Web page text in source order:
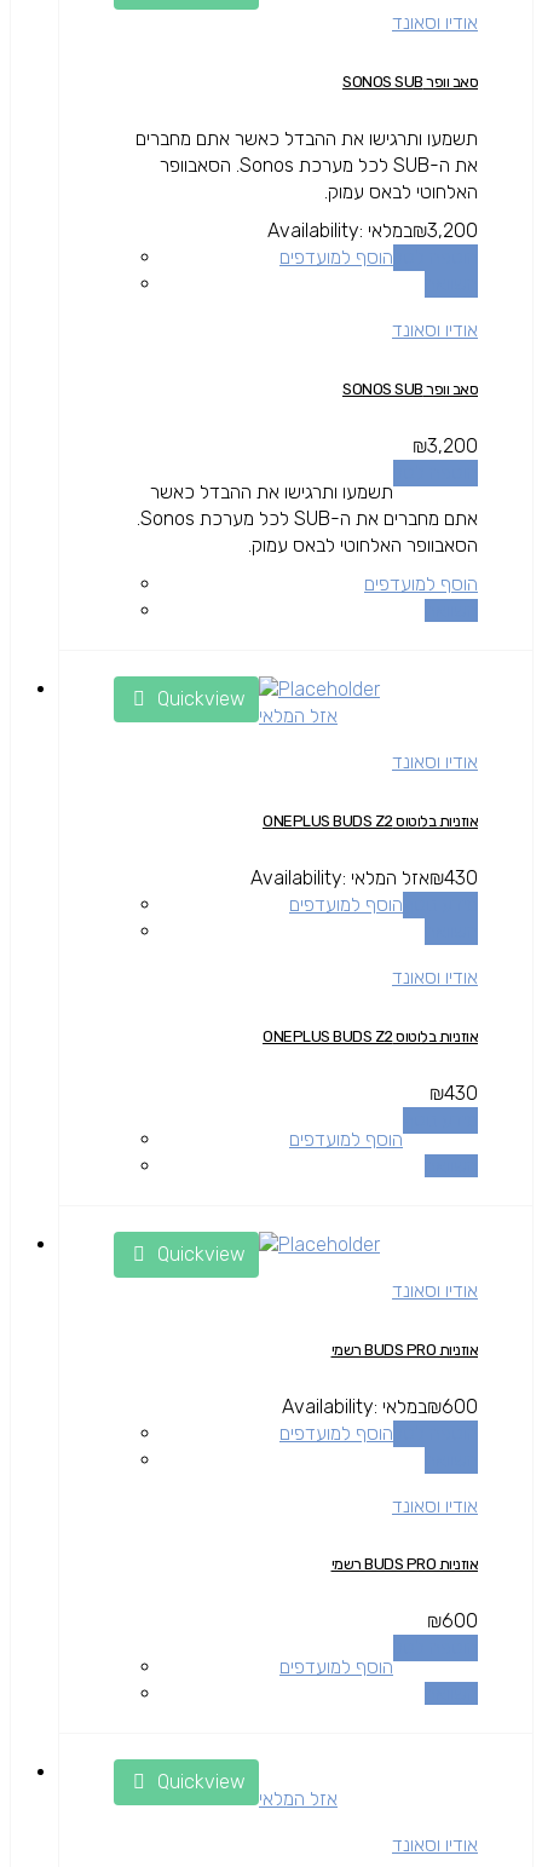
אודיו וסאונד
סאב וופר SONOS SUB
תשמעו ותרגישו את ההבדל כאשר אתם מחברים
את ה-SUB לכל מערכת Sonos. הסאבוופר
האלחוטי לבאס עמוק.
₪3,200
Availability: במלאי
הוסף למועדפים
אודיו וסאונד
סאב וופר SONOS SUB
₪3,200
תשמעו ותרגישו את ההבדל כאשר
אתם מחברים את ה-SUB לכל מערכת Sonos.
הסאבוופר האלחוטי לבאס עמוק.
הוסף למועדפים
Quickview
אזל המלאי
אודיו וסאונד
אוזניות בלוטוס ONEPLUS BUDS Z2
₪430
Availability: אזל המלאי
הוסף למועדפים
אודיו וסאונד
אוזניות בלוטוס ONEPLUS BUDS Z2
₪430
הוסף למועדפים
Quickview
אודיו וסאונד
אוזניות BUDS PRO רשמי
₪600
Availability: במלאי
הוסף למועדפים
אודיו וסאונד
אוזניות BUDS PRO רשמי
₪600
הוסף למועדפים
Quickview
אזל המלאי
אודיו וסאונד